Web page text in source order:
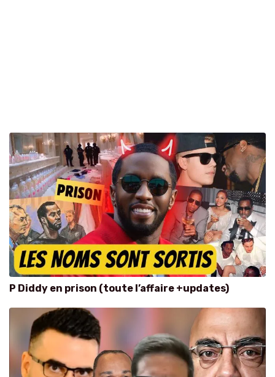
P Diddy en prison (toute l’affaire +updates)